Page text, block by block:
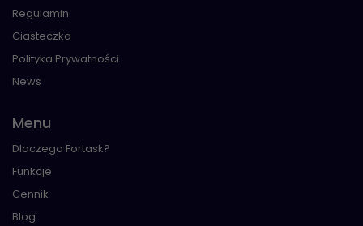
Regulamin
Ciasteczka
Polityka Prywatności
News
Menu
Dlaczego Fortask?
Funkcje
Cennik
Blog